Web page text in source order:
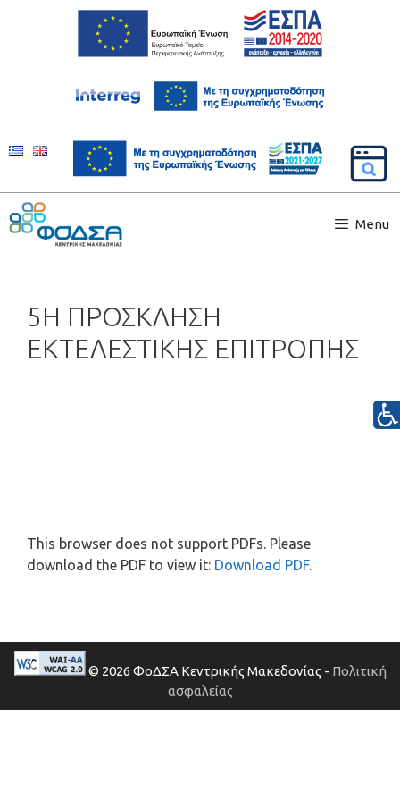
Menu
5Η ΠΡΟΣΚΛΗΣΗ
ΕΚΤΕΛΕΣΤΙΚΗΣ ΕΠΙΤΡΟΠΗΣ
This browser does not support PDFs. Please
download the PDF to view it: Download PDF.
© 2026 ΦοΔΣΑ Κεντρικής Μακεδονίας - Πολιτική
ασφαλείας